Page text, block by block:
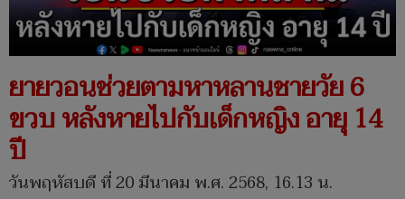
ยายวอนช่วยตามหาหลานชายวัย 6
ขวบ หลังหายไปกับเด็กหญิง อายุ 14
ปี
วันพฤหัสบดี ที่ 20 มีนาคม พ.ศ. 2568, 16.13 น.